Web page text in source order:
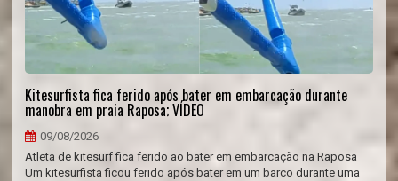
Kitesurfista fica ferido após bater em embarcação durante
manobra em praia Raposa; VÍDEO
09/08/2026
Atleta de kitesurf fica ferido ao bater em embarcação na Raposa
Um kitesurfista ficou ferido após bater em um barco durante uma